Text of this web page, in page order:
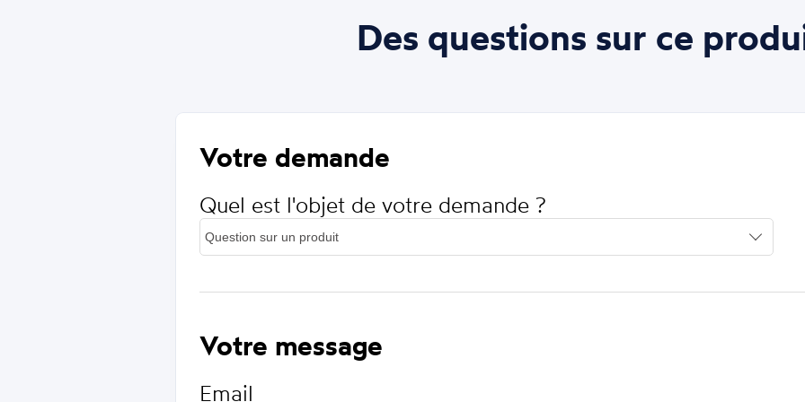
Des questions sur ce
Votre demande
Quel est l'objet de votre demande ?
Votre message
Email